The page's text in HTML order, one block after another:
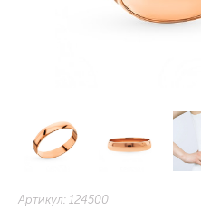
Артикул: 124500